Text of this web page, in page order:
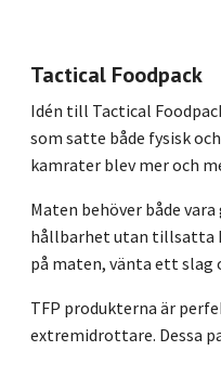
Tactical Foodpack
Idén till Tactical
som satte både fysisk
kamrater blev mer och
Maten behöver både
hållbarhet utan tillsatta
på maten, vänta ett slag
TFP produkterna är
extremidrottare. Dessa